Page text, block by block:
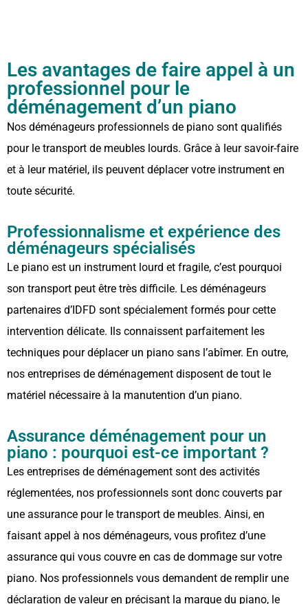
Les avantages de faire appel à un
professionnel pour le
déménagement d’un piano
Nos déménageurs professionnels de piano sont qualifiés
pour le transport de meubles lourds. Grâce à leur savoir-faire
et à leur matériel, ils peuvent déplacer votre instrument en
toute sécurité.
Professionnalisme et expérience des
déménageurs spécialisés
Le piano est un instrument lourd et fragile, c’est pourquoi
son transport peut être très difficile. Les déménageurs
partenaires d’IDFD sont spécialement formés pour cette
intervention délicate. Ils connaissent parfaitement les
techniques pour déplacer un piano sans l’abîmer. En outre,
nos entreprises de déménagement disposent de tout le
matériel nécessaire à la manutention d’un piano.
Assurance déménagement pour un
piano : pourquoi est-ce important ?
Les entreprises de déménagement sont des activités
réglementées, nos professionnels sont donc couverts par
une assurance pour le transport de meubles. Ainsi, en
faisant appel à nos déménageurs, vous profitez d’une
assurance qui vous couvre en cas de dommage sur votre
piano. Nos professionnels vous demandent de remplir une
déclaration de valeur en précisant la marque du piano, le